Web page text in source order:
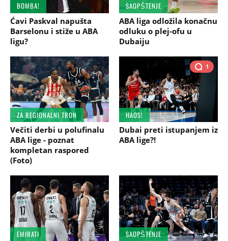
BOMBA!
Ćavi Paskval napušta
Barselonu i stiže u ABA
ligu?
SAOPŠTENJE
ABA liga odložila konačnu
odluku o plej-ofu u
Dubaiju
ZA REGIONALNI TRON
Večiti derbi u polufinalu
ABA lige - poznat
kompletan raspored
(Foto)
1
HAOS!
Dubai preti istupanjem iz
ABA lige?!
EMIRATI SAOPŠTENJE